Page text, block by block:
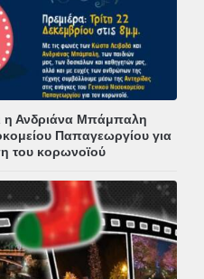
η Ανδριάνα Μπάμπαλη
Παπαγεωργίου για
του κορωνοϊού